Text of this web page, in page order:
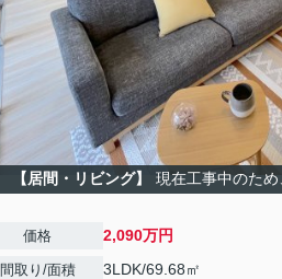
【居間・リビング】 現在工事中のため
価格 2,090万円
間取り/面積 3LDK/69.68㎡